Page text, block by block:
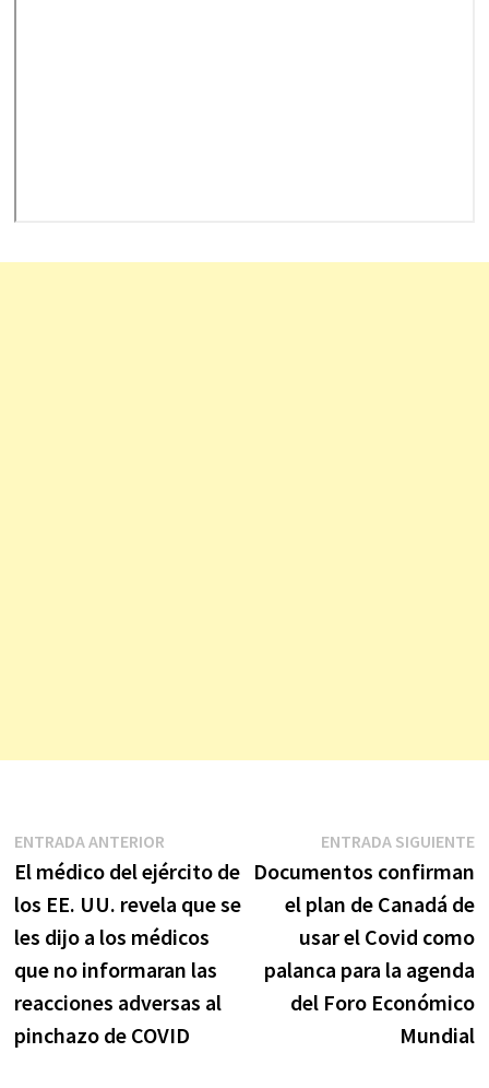
Navegación
de
entradas
ENTRADA ANTERIOREntrada
anterior:
El médico del ejército de
los EE. UU. revela que se
les dijo a los médicos
que no informaran las
reacciones adversas al
pinchazo de COVID
ENTRADA SIGUIENTE
Documentos confirman
el plan de Canadá de
usar el Covid como
palanca para la agenda
del Foro Económico
Mundial